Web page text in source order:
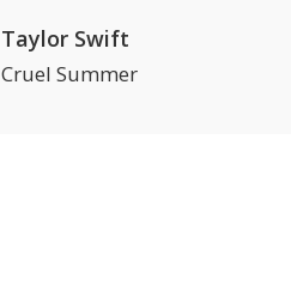
Taylor Swift
Cruel Summer